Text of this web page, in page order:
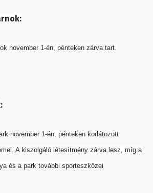
november 1-én, pénteken zárva tart.
november 1-én, pénteken korlátozott
A kiszolgáló létesítmény zárva lesz, míg a
és a park további sporteszközei